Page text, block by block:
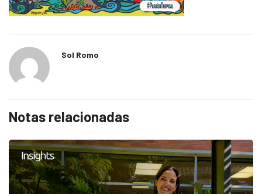
Sol Romo
Notas relacionadas